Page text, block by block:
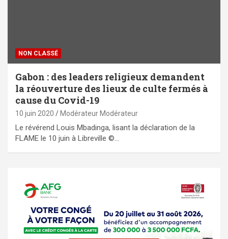
NON CLASSÉ
Gabon : des leaders religieux demandent
la réouverture des lieux de culte fermés à
cause du Covid-19
10 juin 2020 Modérateur Modérateur
Le révérend Louis Mbadinga, lisant la déclaration de la
FLAME le 10 juin à Libreville ©…